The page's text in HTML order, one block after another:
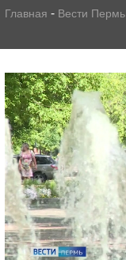
Главная - Вести Пермь